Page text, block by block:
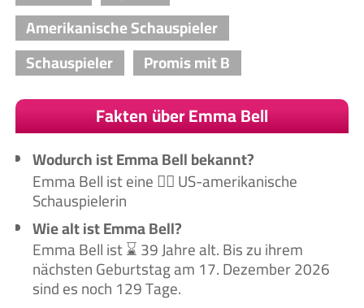
Amerikanische Schauspieler
Schauspieler
Promis mit B
Fakten über Emma Bell
Wodurch ist Emma Bell bekannt?
Emma Bell ist eine 🙋‍♀️ US-amerikanische
Schauspielerin
Wie alt ist Emma Bell?
Emma Bell ist ⌛ 39 Jahre alt. Bis zu ihrem
nächsten Geburtstag am 17. Dezember 2026
sind es noch 129 Tage.